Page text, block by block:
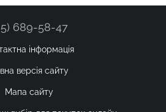
різні моделі дитячих вишиванок,
для дівчаток. Виготовляється з
689-58-47
інформація
версія сайту
Мапа сайту